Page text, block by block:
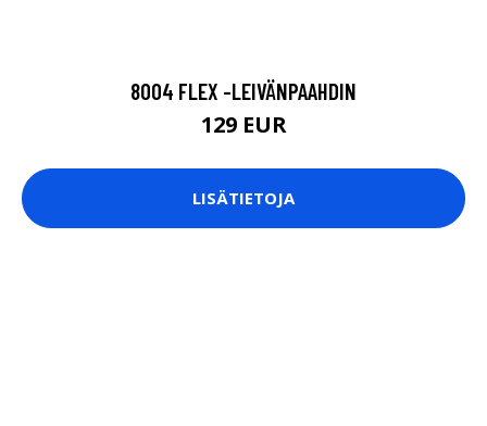
8004 FLEX -LEIVÄNPAAHDIN
129 EUR
LISÄTIETOJA